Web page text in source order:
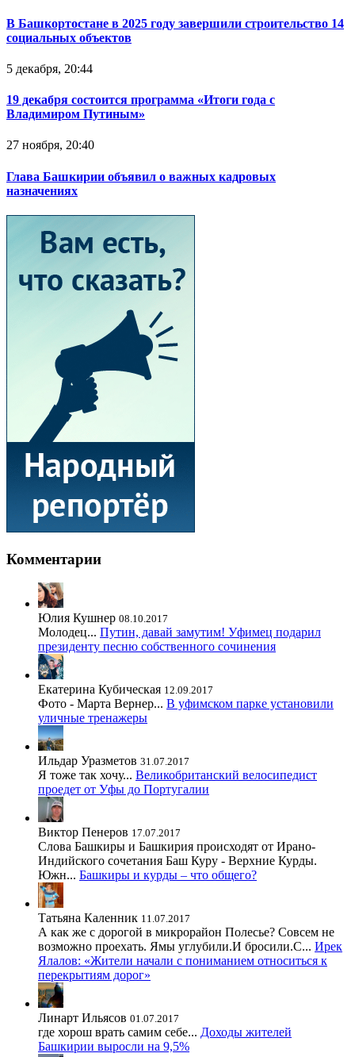
В Башкортостане в 2025 году завершили строительство 14
социальных объектов
5 декабря, 20:44
19 декабря состоится программа «Итоги года с
Владимиром Путиным»
27 ноября, 20:40
Глава Башкирии объявил о важных кадровых
назначениях
Комментарии
Юлия Кушнер 08.10.2017
Молодец... Путин, давай замутим! Уфимец подарил
президенту песню собственного сочинения
Екатерина Кубическая 12.09.2017
Фото - Марта Вернер... В уфимском парке установили
уличные тренажеры
Ильдар Уразметов 31.07.2017
Я тоже так хочу... Великобританский велосипедист
проедет от Уфы до Португалии
Виктор Пенеров 17.07.2017
Слова Башкиры и Башкирия происходят от Ирано-
Индийского сочетания Баш Куру - Верхние Курды.
Южн... Башкиры и курды – что общего?
Татьяна Каленник 11.07.2017
А как же с дорогой в микрорайон Полесье? Совсем не
возможно проехать. Ямы углубили.И бросили.С... Ирек
Ялалов: «Жители начали с пониманием относиться к
перекрытиям дорог»
Линарт Ильясов 01.07.2017
где хорош врать самим себе... Доходы жителей
Башкирии выросли на 9,5%